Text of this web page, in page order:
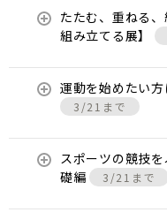
たたむ、重ねる
組み立てる展】
運動を始めたい
3/21まで
スポーツの競技
礎編
3/21まで